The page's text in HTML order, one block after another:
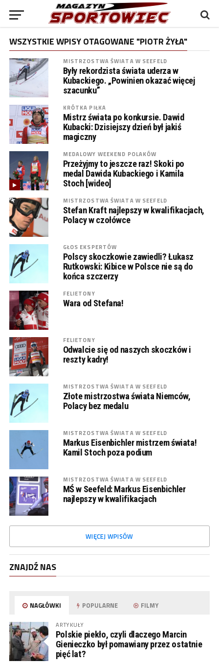
WSZYSTKIE WPISY OTAGOWANE "PIOTR ŻYŁA"
MISTRZOSTWA ŚWIATA W SEEFELD
Były rekordzista świata uderza w
Kubackiego. „Powinien okazać więcej
szacunku”
KRÓTKA PIŁKA
Mistrz świata po konkursie. Dawid
Kubacki: Dzisiejszy dzień był jakiś
magiczny
MEDALOWY WEEKEND POLAKÓW
Przeżyjmy to jeszcze raz! Skoki po
medal Dawida Kubackiego i Kamila
Stoch [wideo]
MISTRZOSTWA ŚWIATA W SEEFELD
Stefan Kraft najlepszy w kwalifikacjach,
Polacy w czołówce
GŁOS EKSPERTÓW
Polscy skoczkowie zawiedli? Łukasz
Rutkowski: Kibice w Polsce nie są do
końca szczerzy
FELIETONY
Wara od Stefana!
FELIETONY
Odwalcie się od naszych skoczków i
reszty kadry!
MISTRZOSTWA ŚWIATA W SEEFELD
Złote mistrzostwa świata Niemców,
Polacy bez medalu
MISTRZOSTWA ŚWIATA W SEEFELD
Markus Eisenbichler mistrzem świata!
Kamil Stoch poza podium
MISTRZOSTWA ŚWIATA W SEEFELD
MŚ w Seefeld: Markus Eisenbichler
najlepszy w kwalifikacjach
WIĘCEJ WPISÓW
ZNAJDŹ NAS
NAGŁÓWKI POPULARNE FILMY
ARTYKUŁY
Polskie piekło, czyli dlaczego Marcin
Gienieczko był pomawiany przez ostatnie
pięć lat?